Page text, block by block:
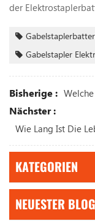
der
Gabelstapler
Bisherige :
Nächster :
Wie Lang Ist Die
KATEGORIEN
NEUESTER BLOG